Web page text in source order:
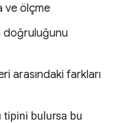
ve ölçme
doğruluğunu
arasındaki farkları
tipini bulursa bu